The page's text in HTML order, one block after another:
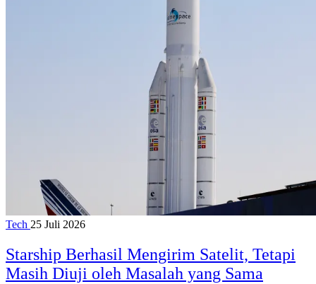
Tech 25 Juli 2026
Starship Berhasil Mengirim Satelit, Tetapi
Masih Diuji oleh Masalah yang Sama